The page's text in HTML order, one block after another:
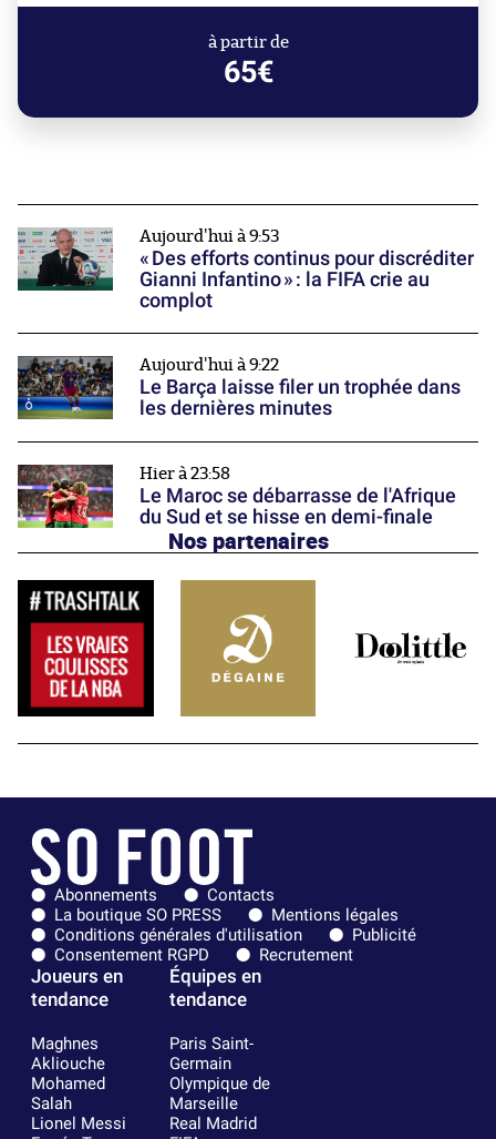
à partir de
65€
Aujourd'hui à 9:53
« Des efforts continus pour discréditer
Gianni Infantino » : la FIFA crie au
complot
Aujourd'hui à 9:22
Le Barça laisse filer un trophée dans
les dernières minutes
Hier à 23:58
Le Maroc se débarrasse de l'Afrique
du Sud et se hisse en demi-finale
Nos partenaires
Abonnements
Contacts
La boutique SO PRESS
Mentions légales
Conditions générales d'utilisation
Publicité
Consentement RGPD
Recrutement
Joueurs en
tendance
Maghnes
Akliouche
Mohamed
Salah
Lionel Messi
Équipes en
tendance
Paris Saint-
Germain
Olympique de
Marseille
Real Madrid